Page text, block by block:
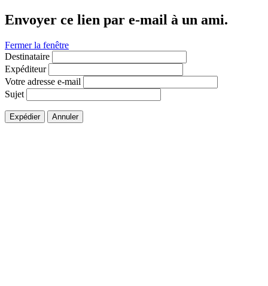
Envoyer ce lien par e-mail à un ami.
Fermer la fenêtre
Destinataire
Expéditeur
Votre adresse e-mail
Sujet
Expédier Annuler